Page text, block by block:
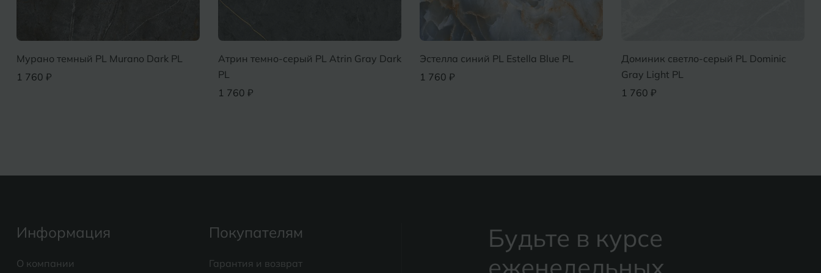
Мурано темный PL Murano Dark PL
1 760 ₽
Атрин темно-серый PL Atrin Gray Dark
PL
1 760 ₽
Эстелла синий PL Estella Blue PL
1 760 ₽
Доминик светло-серый PL Dominic
Gray Light PL
1 760 ₽
Информация
О компании
Покупателям
Гарантия и возврат
Будьте в курсе
еженедельных